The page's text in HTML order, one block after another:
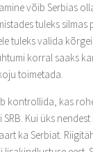
võib Serbias
tuleks silmas
tuleks valida
korral saaks
toimetada.
kontrollida, kas
SRB. Kui üks
ka Serbiat.